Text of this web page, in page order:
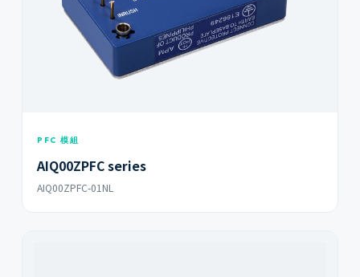
PFC 模組
AIQ00ZPFC series
AIQ00ZPFC-01NL